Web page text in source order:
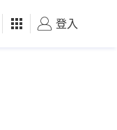
好食玩飛
登入